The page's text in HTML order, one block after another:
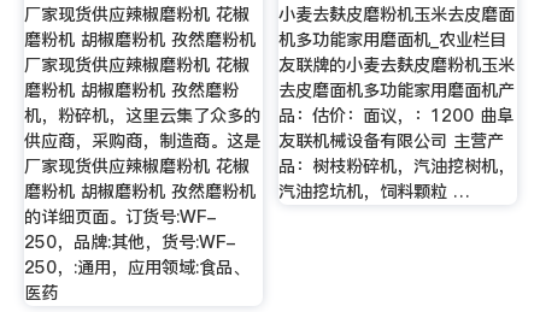
厂家现货供应辣椒磨粉机 花椒
磨粉机 胡椒磨粉机 孜然磨粉机
厂家现货供应辣椒磨粉机 花椒
磨粉机 胡椒磨粉机 孜然磨粉
机，粉碎机，这里云集了众多的
供应商，采购商，制造商。这是
厂家现货供应辣椒磨粉机 花椒
磨粉机 胡椒磨粉机 孜然磨粉机
的详细页面。订货号:WF-
250，品牌:其他，货号:WF-
250，:通用，应用领域:食品、
医药
小麦去麸皮磨粉机玉米去皮磨面
机多功能家用磨面机_农业栏目
友联牌的小麦去麸皮磨粉机玉米
去皮磨面机多功能家用磨面机产
品：估价：面议，：1200 曲阜
友联机械设备有限公司 主营产
品：树枝粉碎机，汽油挖树机，
汽油挖坑机，饲料颗粒 …